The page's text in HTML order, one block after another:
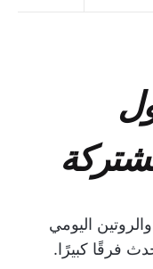
اليومي
فرقًا كبيرًا.